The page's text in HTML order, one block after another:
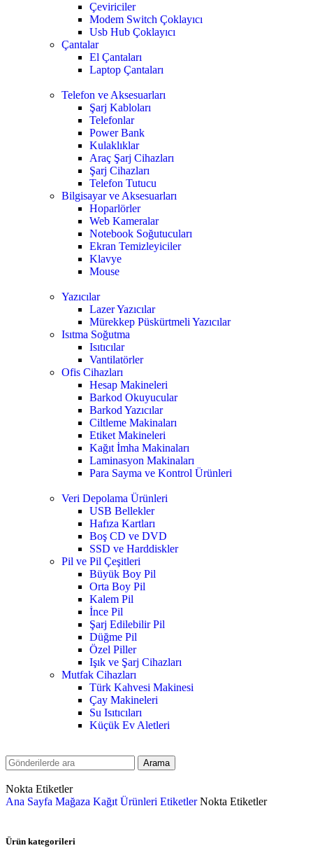
Çeviriciler
Modem Switch Çoklayıcı
Usb Hub Çoklayıcı
Çantalar
El Çantaları
Laptop Çantaları
Telefon ve Aksesuarları
Şarj Kabloları
Telefonlar
Power Bank
Kulaklıklar
Araç Şarj Cihazları
Şarj Cihazları
Telefon Tutucu
Bilgisayar ve Aksesuarları
Hoparlörler
Web Kameralar
Notebook Soğutucuları
Ekran Temizleyiciler
Klavye
Mouse
Yazıcılar
Lazer Yazıcılar
Mürekkep Püskürtmeli Yazıcılar
Isıtma Soğutma
Isıtıcılar
Vantilatörler
Ofis Cihazları
Hesap Makineleri
Barkod Okuyucular
Barkod Yazıcılar
Ciltleme Makinaları
Etiket Makineleri
Kağıt İmha Makinaları
Laminasyon Makinaları
Para Sayma ve Kontrol Ürünleri
Veri Depolama Ürünleri
USB Bellekler
Hafıza Kartları
Boş CD ve DVD
SSD ve Harddiskler
Pil ve Pil Çeşitleri
Büyük Boy Pil
Orta Boy Pil
Kalem Pil
İnce Pil
Şarj Edilebilir Pil
Düğme Pil
Özel Piller
Işık ve Şarj Cihazları
Mutfak Cihazları
Türk Kahvesi Makinesi
Çay Makineleri
Su Isıtıcıları
Küçük Ev Aletleri
Arama
Nokta Etiketler
Ana Sayfa Mağaza Kağıt Ürünleri EtiketlerNokta Etiketler
Ürün kategorileri